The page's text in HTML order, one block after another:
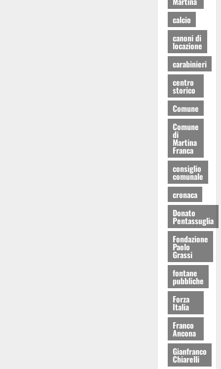
calcio
canoni di
locazione
carabinieri
centro
storico
Comune
Comune
di
Martina
Franca
consiglio
comunale
cronaca
Donato
Pentassuglia
Fondazione
Paolo
Grassi
fontane
pubbliche
Forza
Italia
Franco
Ancona
Gianfranco
Chiarelli